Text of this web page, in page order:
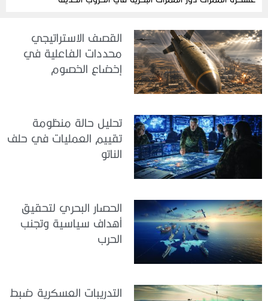
القصف الاستراتيجي
محددات الفاعلية في
إخضاع الخصوم
تحليل حالة منظومة
تقييم العمليات في حلف
الناتو
الحصار البحري لتحقيق
أهداف سياسية وتجنب
الحرب
التدريبات العسكرية ضبط